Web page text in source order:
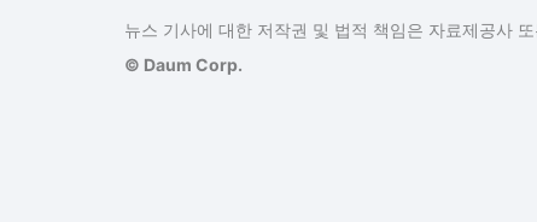
뉴스 기사에 대한 저작권 및 법적 책임은 자료제공사
© Daum Corp.